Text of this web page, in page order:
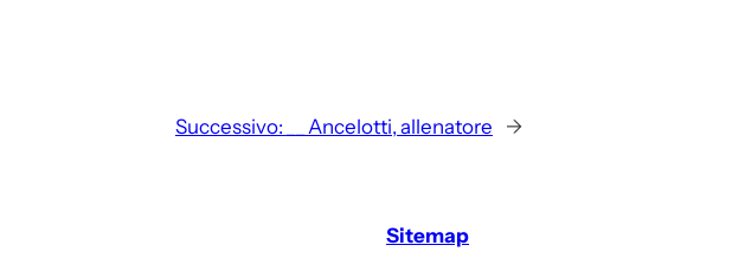
Successivo: __ Ancelotti, allenatore →
Sitemap